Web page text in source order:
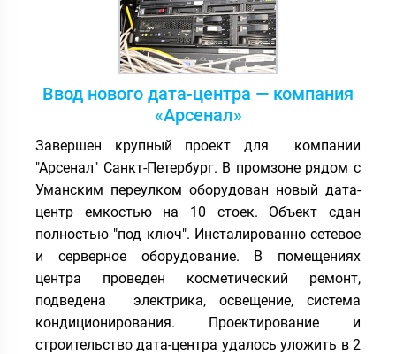
Ввод нового дата-центра — компания
«Арсенал»
Завершен крупный проект для компании
"Арсенал" Санкт-Петербург. В промзоне рядом с
Уманским переулком оборудован новый дата-
центр емкостью на 10 стоек. Объект сдан
полностью "под ключ". Инсталированно сетевое
и серверное оборудование. В помещениях
центра проведен косметический ремонт,
подведена электрика, освещение, система
кондиционирования. Проектирование и
строительство дата-центра удалось уложить в 2